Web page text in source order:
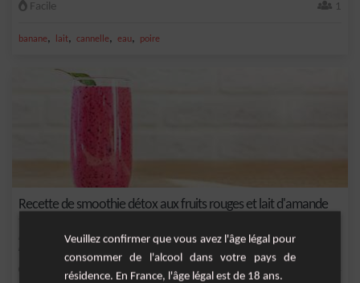
Facile 1
banane, lait, cannelle, eau, poire
Recette de smoothie détox aux fruits rouges et lait d'amande
Le smoothie détox aux fruits rouges et lait d'amande est une boisson
rafraîchissante et...
Veuillez confirmer que vous avez l'âge légal pour
consommer de l'alcool dans votre pays de
résidence. En France, l'âge légal est de 18 ans.